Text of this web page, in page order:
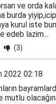
ve orda
burda
kurul iste
edeb lazim...
(3)
2022 02:18
mutlu